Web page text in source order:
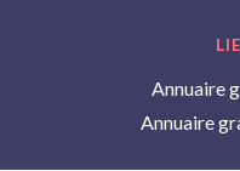
Annuaire
Annuaire